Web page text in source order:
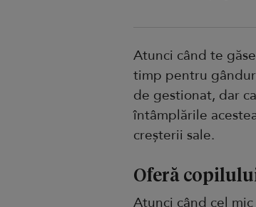
Atunci când te
timp pentru
de gestionat, dar
întâmplările
creșterii sale.
Oferă
Atunci când cel